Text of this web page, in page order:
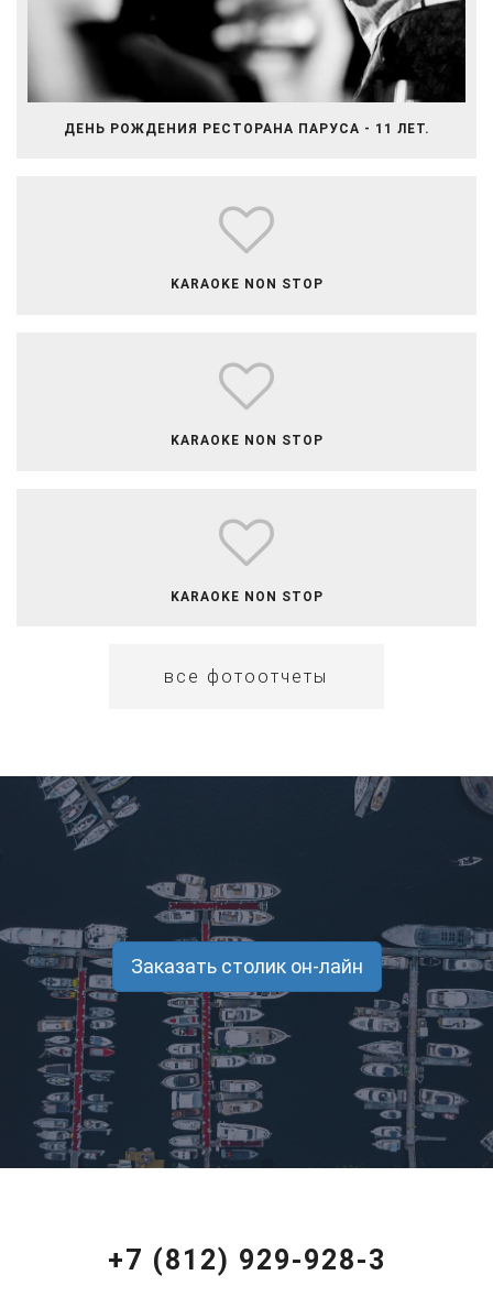
ДЕНЬ РОЖДЕНИЯ РЕСТОРАНА ПАРУСА - 11 ЛЕТ.
​​​​​​​​KARAOKE NON STOP
​​​​​​​​​KARAOKE NON STOP
​​KARAOKE NON STOP
все фотоотчеты
Заказать столик он-лайн
+7 (812) 929-928-3